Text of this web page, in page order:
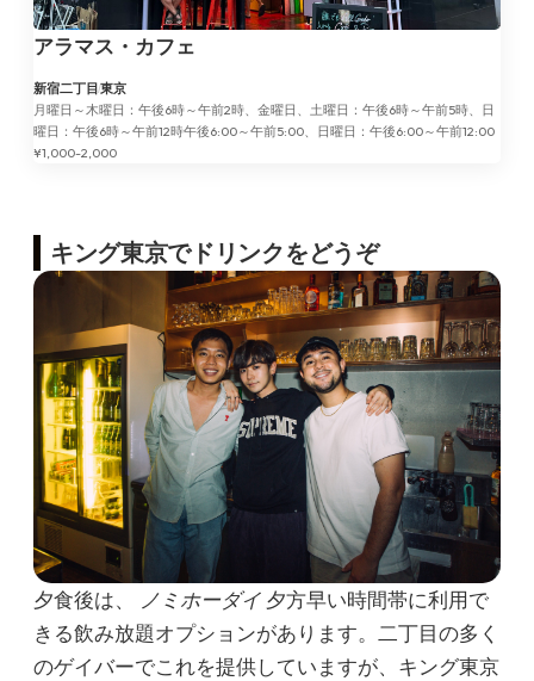
アラマス・カフェ
新宿二丁目東京
月曜日～木曜日：午後6時～午前2時、金曜日、土曜日：午後6時～午前5時、日
曜日：午後6時～午前12時午後6:00～午前5:00、日曜日：午後6:00～午前12:00
¥1,000-2,000
キング東京でドリンクをどうぞ
夕食後は、 ノミホーダイ 夕方早い時間帯に利用で
きる飲み放題オプションがあります。二丁目の多く
のゲイバーでこれを提供していますが、キング東京